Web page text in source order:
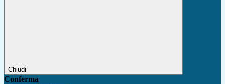
Chiudi
Conferma